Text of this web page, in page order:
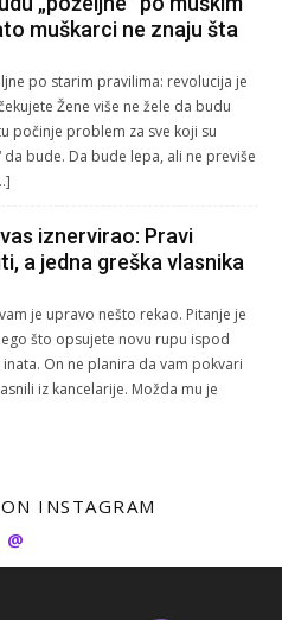
muškarci ne znaju šta
po starim pravilima: revolucija je
Žene više ne žele da budu
počinje problem za sve koji su
da bude. Da bude lepa, ali ne previše
iznervirao: Pravi
a jedna greška vlasnika
je upravo nešto rekao. Pitanje je
što opsujete novu rupu ispod
On ne planira da vam pokvari
iz kancelarije. Možda mu je
INSTAGRAM
@